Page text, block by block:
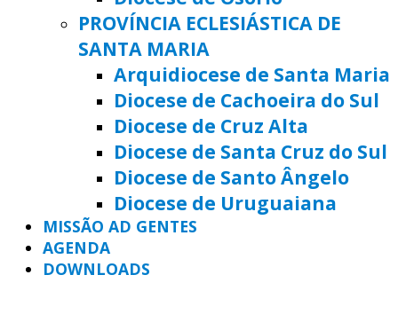
PROVÍNCIA ECLESIÁSTICA DE
SANTA MARIA
Arquidiocese de Santa Maria
Diocese de Cachoeira do Sul
Diocese de Cruz Alta
Diocese de Santa Cruz do Sul
Diocese de Santo Ângelo
Diocese de Uruguaiana
MISSÃO AD GENTES
AGENDA
DOWNLOADS